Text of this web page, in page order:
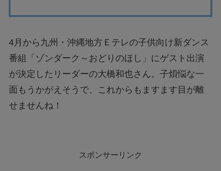
4月から九州・沖縄地方Ｅテレの子供向け新ダンス
番組「ゾンダーク～おどりのほし」にゲスト出演
が決定したリーダーの大橋和也さん。子煩悩な一
面もうかがえそうで、これからもますます目が離
せませんね！
スポンサーリンク